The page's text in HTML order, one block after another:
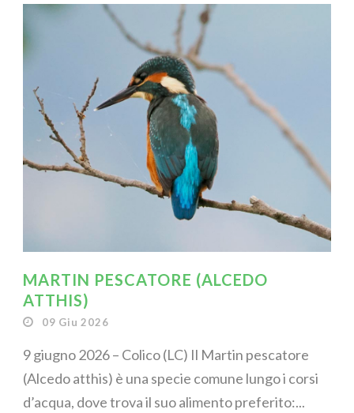
MARTIN PESCATORE (ALCEDO
ATTHIS)
09 Giu 2026
9 giugno 2026 – Colico (LC) Il Martin pescatore
(Alcedo atthis) è una specie comune lungo i corsi
d’acqua, dove trova il suo alimento preferito:...